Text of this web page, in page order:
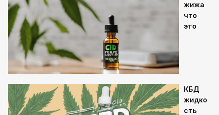
жижа
что
это
КБД
жидко
сть